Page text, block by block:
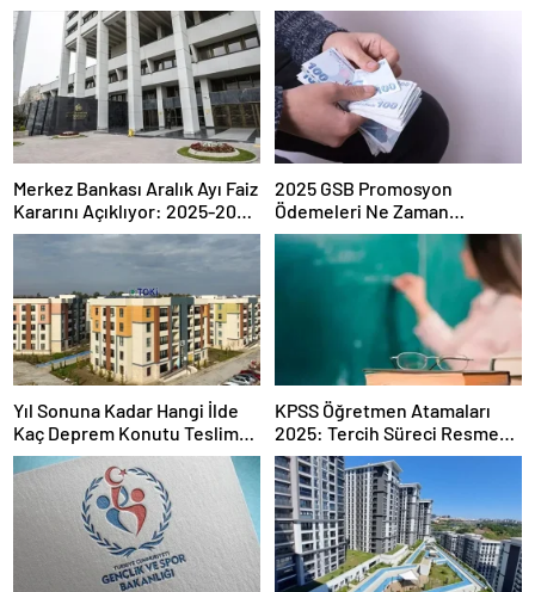
Merkez Bankası Aralık Ayı Faiz
Kararını Açıklıyor: 2025-2026
Takvimi
2025 GSB Promosyon
Ödemeleri Ne Zaman
Hesaplara Yatacak?
Yıl Sonuna Kadar Hangi İlde
Kaç Deprem Konutu Teslim
Edilecek?
KPSS Öğretmen Atamaları
2025: Tercih Süreci Resmen
Başladı